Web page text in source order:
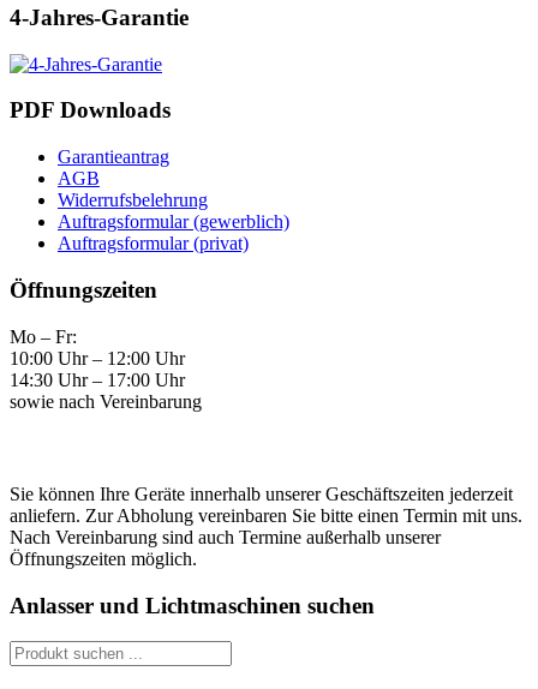
4-Jahres-Garantie
PDF Downloads
Garantieantrag
AGB
Widerrufsbelehrung
Auftragsformular (gewerblich)
Auftragsformular (privat)
Öffnungszeiten
Mo – Fr:
10:00 Uhr – 12:00 Uhr
14:30 Uhr – 17:00 Uhr
sowie nach Vereinbarung
Sie können Ihre Geräte innerhalb unserer Geschäftszeiten jederzeit
anliefern. Zur Abholung vereinbaren Sie bitte einen Termin mit uns.
Nach Vereinbarung sind auch Termine außerhalb unserer
Öffnungszeiten möglich.
Anlasser und Lichtmaschinen suchen